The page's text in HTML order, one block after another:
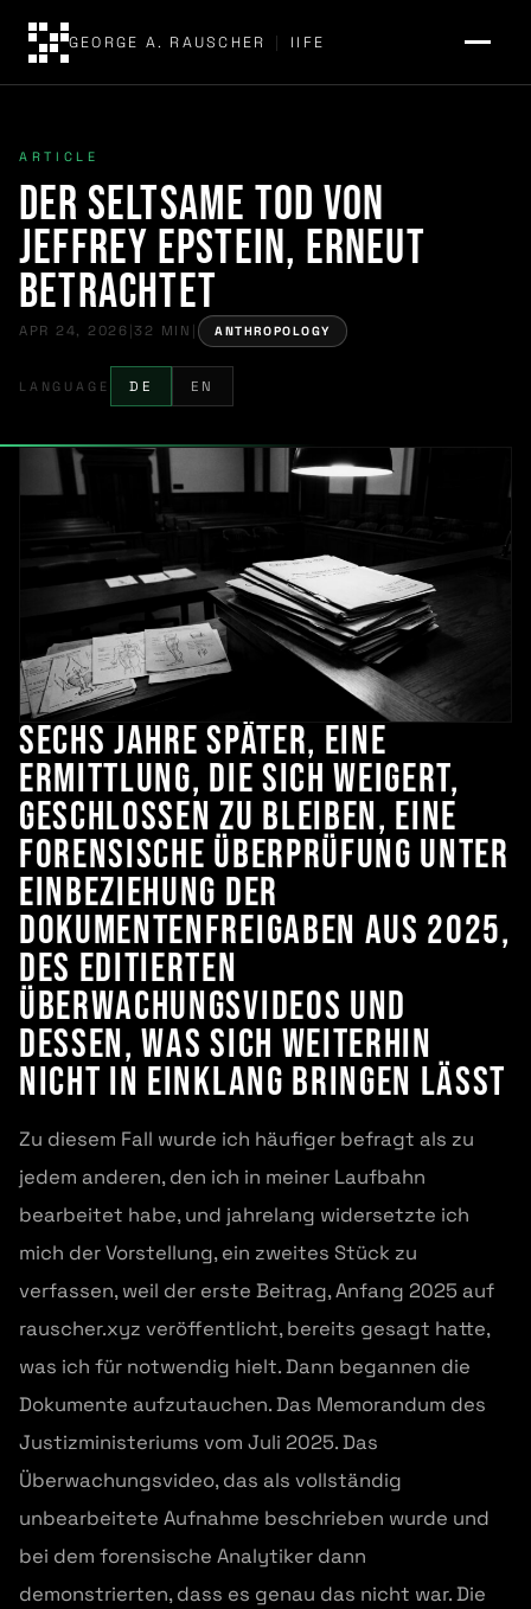
GEORGE A. RAUSCHER | IIFE
ARTICLE
Der seltsame Tod von
Jeffrey Epstein, erneut
betrachtet
APR 24, 2026 32 MIN ANTHROPOLOGY
LANGUAGE DE EN
Sechs Jahre später, eine
Ermittlung, die sich weigert,
geschlossen zu bleiben, eine
forensische Überprüfung unter
Einbeziehung der
Dokumentenfreigaben aus 2025,
des editierten
Überwachungsvideos und
dessen, was sich weiterhin
nicht in Einklang bringen lässt
Zu diesem Fall wurde ich häufiger befragt als zu
jedem anderen, den ich in meiner Laufbahn
bearbeitet habe, und jahrelang widersetzte ich
mich der Vorstellung, ein zweites Stück zu
verfassen, weil der erste Beitrag, Anfang 2025 auf
rauscher.xyz veröffentlicht, bereits gesagt hatte,
was ich für notwendig hielt. Dann begannen die
Dokumente aufzutauchen. Das Memorandum des
Justizministeriums vom Juli 2025. Das
Überwachungsvideo, das als vollständig
unbearbeitete Aufnahme beschrieben wurde und
bei dem forensische Analytiker dann
demonstrierten, dass es genau das nicht war. Die